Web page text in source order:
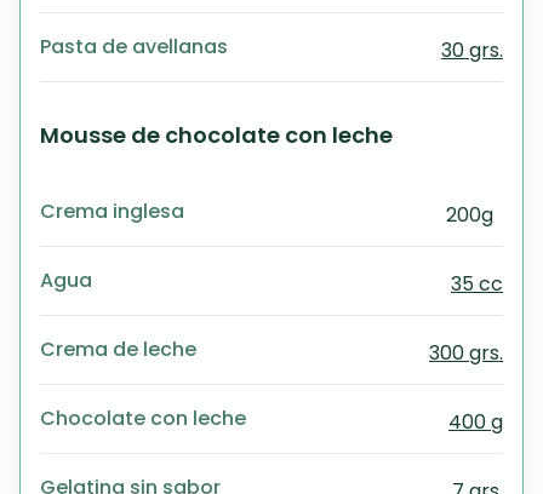
Pasta de avellanas 30 grs.
Mousse de chocolate con leche
Crema inglesa 200g
Agua 35 cc
Crema de leche 300 grs.
Chocolate con leche 400 g
Gelatina sin sabor